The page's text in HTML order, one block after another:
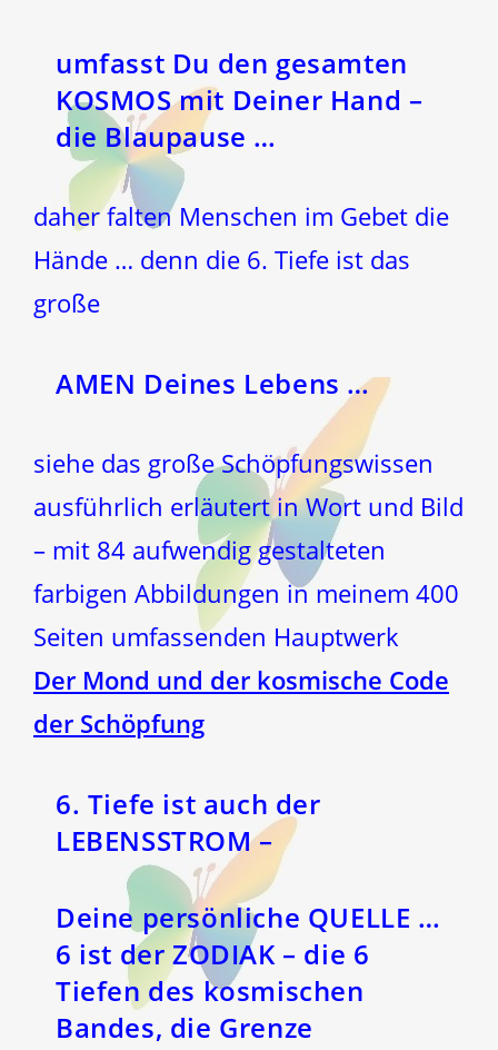
umfasst Du den gesamten
KOSMOS mit Deiner Hand –
die Blaupause …
daher falten Menschen im Gebet die
Hände … denn die 6. Tiefe ist das
große
AMEN Deines Lebens …
siehe das große Schöpfungswissen
ausführlich erläutert in Wort und Bild
– mit 84 aufwendig gestalteten
farbigen Abbildungen in meinem 400
Seiten umfassenden Hauptwerk
Der Mond und der kosmische Code
der Schöpfung
6. Tiefe ist auch der
LEBENSSTROM–
Deine persönliche QUELLE …
6 ist der ZODIAK – die 6
Tiefen des kosmischen
Bandes, die Grenze